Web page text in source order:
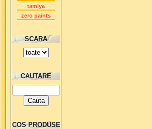
tamiya
zero paints
SCARA
CAUTARE
COS PRODUSE